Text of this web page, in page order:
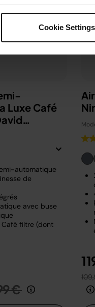
Cookie Settings
Luxe Café
automatique
de
avec buse
Café filtre (dont
de
€au